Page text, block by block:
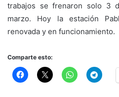
trabajos se frenaron solo 3
marzo. Hoy la estación
renovada y en funcionamiento.
Comparte esto: